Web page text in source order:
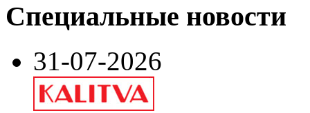
Специальные новости
31-07-2026